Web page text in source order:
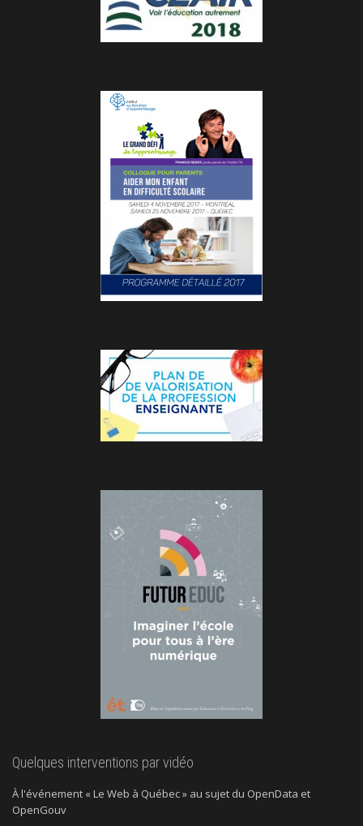
Quelques interventions par vidéo
À l'événement « Le Web à Québec » au sujet du OpenData et
OpenGouv